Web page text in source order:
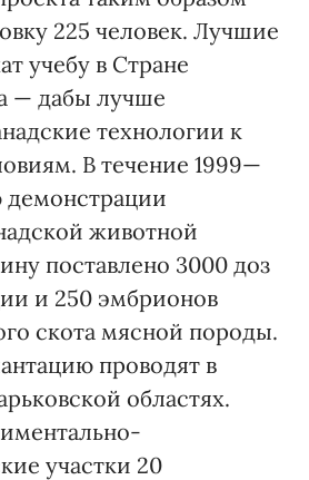
225 человек. Лучшие
учебу в Стране
— дабы лучше
технологии к
В течение 1999—
демонстрации
животной
поставлено 3000 доз
и 250 эмбрионов
скота мясной породы.
проводят в
областях.
участки 20